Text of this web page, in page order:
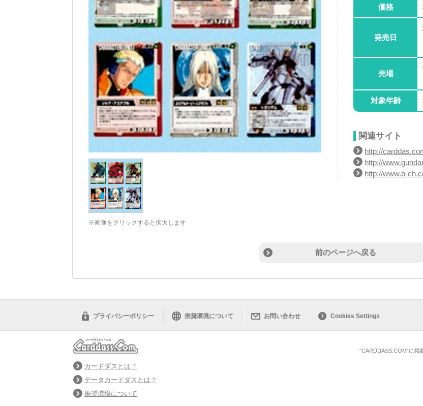
※画像をクリックすると拡大します
価格
発売日
売場
対象年齢
関連サイト
http://
http://
http://www.b-
前のページへ戻る
プライバシーポリシー 推奨環境について お問い合わせ Cookies Settings
カードダスとは？
データカードダスとは？
推奨環境について
“CARDDASS.COM”に